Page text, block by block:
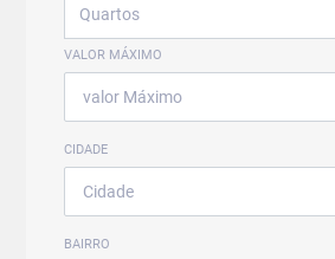
VALOR MÁXIMO
CIDADE
BAIRRO